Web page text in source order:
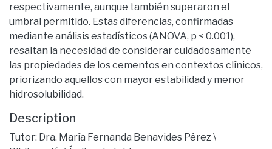
respectivamente, aunque también superaron el
umbral permitido. Estas diferencias, confirmadas
mediante análisis estadísticos (ANOVA, p < 0.001),
resaltan la necesidad de considerar cuidadosamente
las propiedades de los cementos en contextos clínicos,
priorizando aquellos con mayor estabilidad y menor
hidrosolubilidad.
Description
Tutor: Dra. María Fernanda Benavides Pérez \